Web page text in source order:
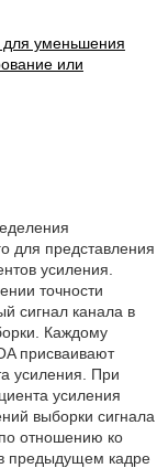
для уменьшения
или
для представления
усиления.
точности
сигнал канала в
Каждому
присваивают
усиления. При
усиления
выборки сигнала
отношению ко
предыдущем кадре